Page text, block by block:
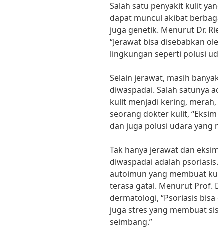
Salah satu penyakit kulit
dapat muncul akibat
juga genetik. Menurut Dr.
“Jerawat bisa disebabkan
lingkungan seperti polusi
Selain jerawat, masih
diwaspadai. Salah satunya
kulit menjadi kering,
seorang dokter kulit,
dan juga polusi udara yang
Tak hanya jerawat dan
diwaspadai adalah
autoimun yang membuat
terasa gatal. Menurut Prof.
dermatologi, “Psoriasis
juga stres yang membuat
seimbang.”